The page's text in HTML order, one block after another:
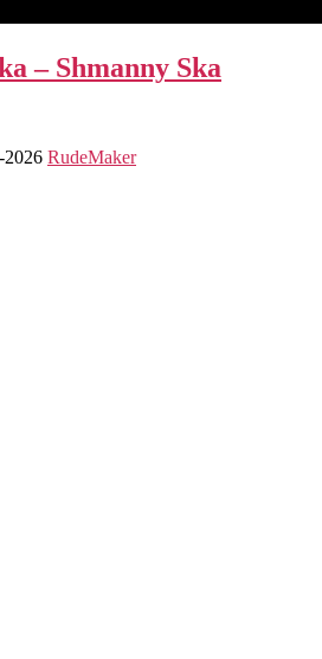
– Shmanny Ska
RudeMaker